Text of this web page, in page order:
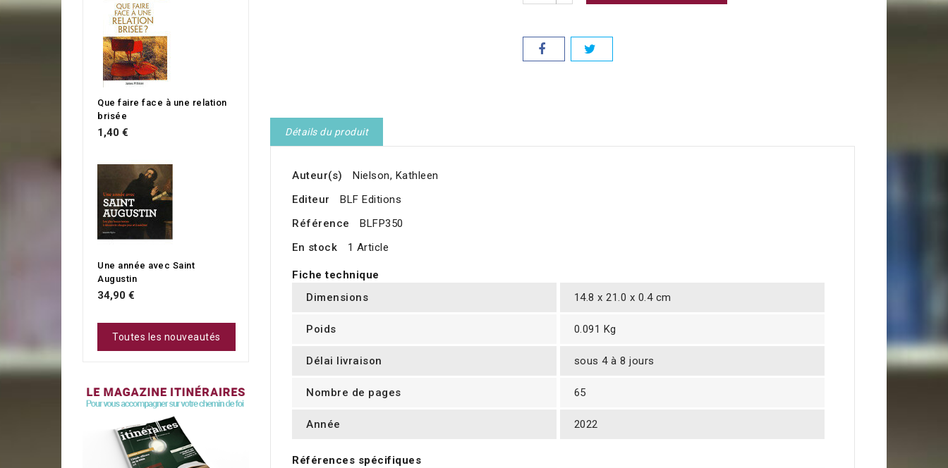
Détails du produit
Auteur(s)
Nielson, Kathleen
Editeur
BLF Editions
Référence
BLFP350
En stock
1 Article
Fiche technique
Dimensions
14.8 x 21.0 x 0.4 cm
Poids 0.091 Kg
Délai livraison sous 4 à 8 jours
Nombre de pages 65
Année 2022
Références spécifiques
Que faire face à une relation
brisée
1,40 €
Une année avec Saint
Augustin
34,90 €
Toutes les nouveautés